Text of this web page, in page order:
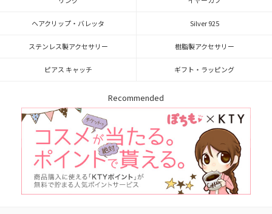
ヘアクリップ・バレッタ Silver 925
ステンレス製アクセサリー 樹脂製アクセサリー
ピアス キャッチ ギフト・ラッピング
Recommended